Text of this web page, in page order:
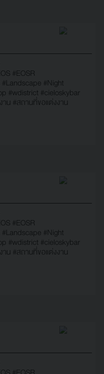
#EOSR
#Landscape #Night
#wdistrict #cieloskybar
าน #สถานที่ขอแต่งงาน
#EOSR
#Landscape #Night
#wdistrict #cieloskybar
าน #สถานที่ขอแต่งงาน